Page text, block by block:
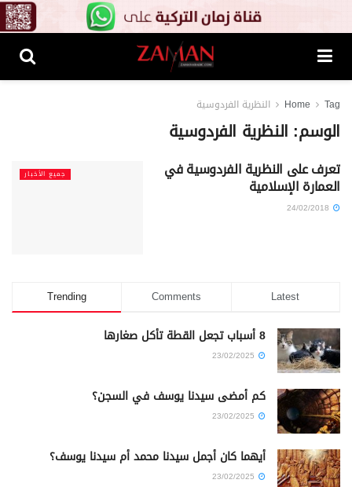
Home Tag النظرية الفردوسية
الوسم: النظرية الفردوسية
جميع الأخبار تعرف على النظرية الفردوسية في
العمارة الإسلامية
Trending Comments Latest
8 أسباب تجعل القطة تأكل صغارها
كم أمضى سيدنا يوسف في السجن؟
أيهما كان أجمل سيدنا محمد أم سيدنا يوسف؟